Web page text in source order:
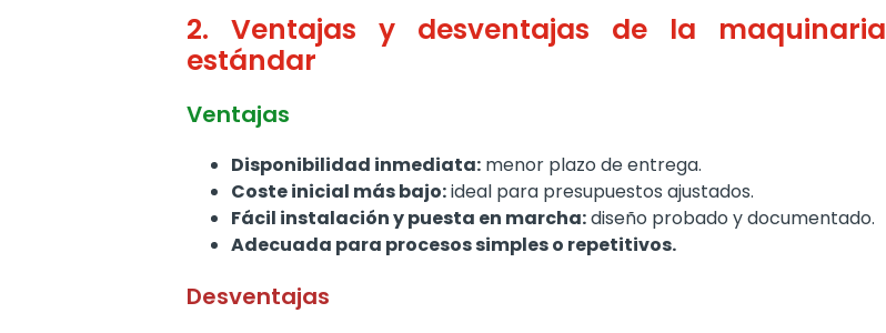
2. Ventajas y desventajas de la maquinaria
estándar
Ventajas
Disponibilidad inmediata: menor plazo de entrega.
Coste inicial más bajo:ideal para presupuestos ajustados.
Fácil instalación y puesta en marcha:diseño probado y documentado.
Adecuada para procesos simples o repetitivos.
Desventajas